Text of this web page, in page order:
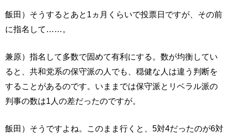
飯田）そうするとあと1ヵ月くらいで投票日ですが、その前
に指名して……。
兼原）指名して多数で固めて有利にする。数が均衡してい
ると、共和党系の保守派の人でも、穏健な人は違う判断を
することがあるのです。いままでは保守派とリベラル派の
判事の数は1人の差だったのですが。
飯田）そうですよね。このまま行くと、5対4だったのが6対